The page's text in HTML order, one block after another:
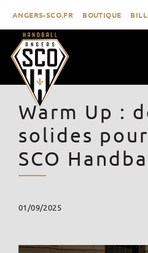
contenu
ANGERS-SCO.FR BOUTIQUE
ACTUALITÉS
CLUB
PROLIGUE
FORMATION
Warm Up :
solides
SCO
01/09/2025